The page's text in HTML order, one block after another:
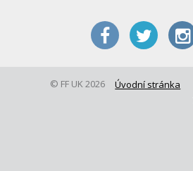
© FF UK 2026 Úvodní stránka